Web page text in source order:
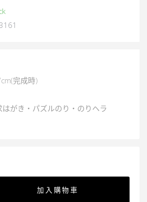
完成時)
がき・パズルのり・のりヘラ
加入購物車